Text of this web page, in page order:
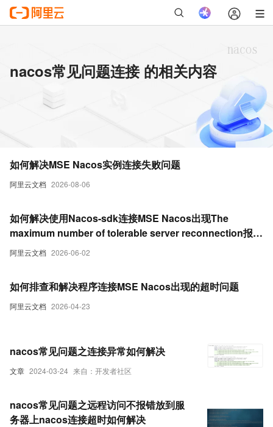
nacos常见问题连接 的相关内容
阿里云文档 2026-08-06
如何解决MSE Nacos实例连接失败问题
阿里云文档 2026-06-02
如何解决使用Nacos-sdk连接MSE Nacos出现The
maximum number of tolerable server reconnection报错
的问题
阿里云文档 2026-04-23
如何排查和解决程序连接MSE Nacos出现的超时问题
文章 2024-03-24 来自：开发者社区
nacos常见问题之连接异常如何解决
nacos常见问题之远程访问不报错放到服
务器上nacos连接超时如何解决